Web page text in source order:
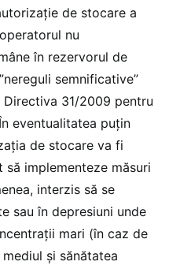
de stocare a
nu
în rezervorul de
semnificative”
31/2009 pentru
eventualitatea puțin
de stocare va fi
implementeze măsuri
interzis să se
sau în depresiuni unde
mari (în caz de
și sănătatea